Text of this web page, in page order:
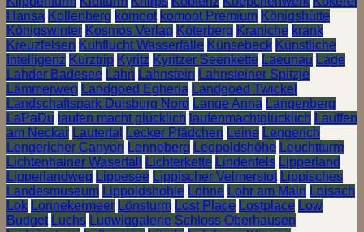
Hansa Kollenberg komoot komoot Premium Königshütte
Königswinter Kosmos Verlag Köterberg Kraniche krank
Kreuzfelsen Kuhflucht Wasserfälle Künsebeck Künstliche
Intelligenz Kurztrip Kyritz Kyritzer Seenkette Laeunau Lage
Lahder Badesee Lahn Lahnstein Lahnsteiner Spitzje
Lämmerweg Landgoed Egheria Landgoed Twickel
Landschaftspark Duisburg Nord Lange Anna Langenberg
LaPaDu laufen macht glücklich laufenmachtglücklich Lauffen
am Neckar Lautertal Lecker Pfädchen Leine Lengerich
Lengericher Canyon Lenneberg Leopoldshöhe Leuchtturm
Lichtenhainer Waserfall
Lichterkette Lindenfels Lipperland
Lipperlandweg Lippesee Lippischer Velmerstot Lippisches
Landesmuseum Lippoldshöhle Löhne Lohr am Main Loisach
Lok Lonnekermeer Lönsturm Lost Place Lostplace Low
Budget Luchs Ludwiggalerie Schloss Oberhausen